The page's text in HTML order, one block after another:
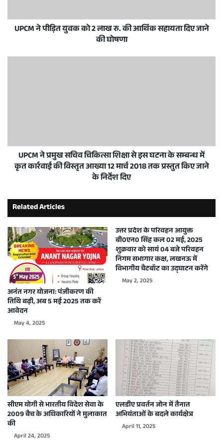
UPCM ने पीड़ित युवक को 2 लाख रु. की आर्थिक सहायता दिए जाने
की घोषणा
UPCM ने प्रमुख सचिव चिकित्सा शिक्षा से इस घटना के सम्बन्ध में
कृत कार्रवाई की विस्तृत आख्या 12 मार्च 2018 तक प्रस्तुत किए जाने
के निर्देश दिए
Related Articles
अनंत नगर योजना: पंजीकरण की
तिथि बढ़ी, अब 5 मई 2025 तक करें
आवेदन
May 4, 2025
उत्तर प्रदेश के परिवहन आयुक्त
बी0एन0 सिंह कल 02 मई, 2025
शुक्रवार को सायं 04 बजे परिवहन
निगम सभागार कक्ष, लखनऊ में
विभागीय चैटबॉट का उद्घाटन करेंगे
May 2, 2025
सीएम योगी से भारतीय विदेश सेवा के
2009 बैच के अधिकारियों ने मुलाकात
की
April 24, 2025
एलडीए प्रवर्तन जोन में तैनात
अभियंताओं के बदले कार्यक्षेत्र
April 11, 2025